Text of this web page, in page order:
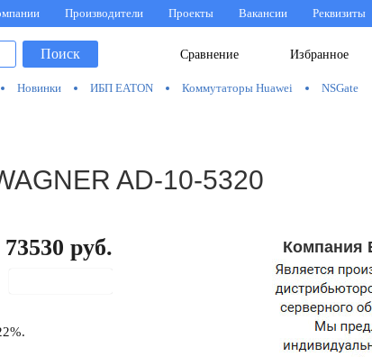
Производители Проекты Вакансии Реквизиты
Избранное
Сравнение
Поиск
Новинки ИБП EATON Коммутаторы Huawei NSGate
AD-10-5320
73530 руб. Компания